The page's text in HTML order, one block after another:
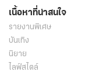
เนื้อหาที่น่าสนใจ
รายงานพิเศษ
บันเทิง
นิยาย
ไลฟ์สไตล์